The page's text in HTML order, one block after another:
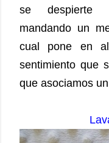
se despierte
mandando un
cual pone en
sentimiento que
que asociamos